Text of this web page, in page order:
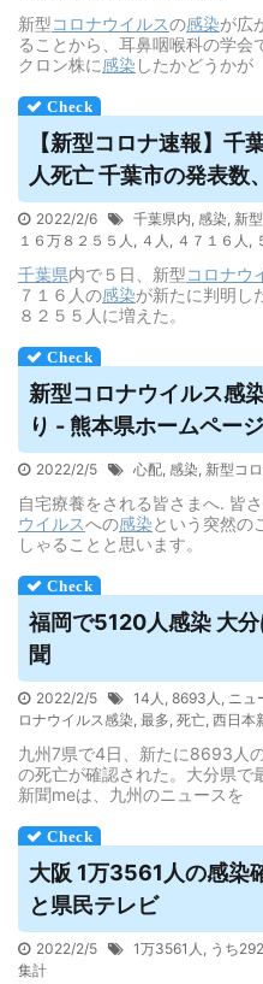
新型コロナウイルスの感染が広
ることから、耳鼻咽喉科の学会
クロン株に感染 したかどうかが
【新型コロナ速報】千
人死亡 千葉市の発表数
2022/2/6 千葉県内, 感染, 新
１６万８２５５人 , ４人 , ４７１６人 ,
千葉県内で５日、新型コロナウ
７１６人の感染が新たに判明し
８２５５人に増えた。
新型コロナウイルス感
り - 熊本県ホームページ
2022/2/5 心配, 感染, 新型コ
自宅療養をされる皆さまへ. 皆
ウイルスへの感染という突然の
しゃることと思います。
福岡で5120人感染 大
聞
2022/2/5 14人 , 8693人 , ニュ
ロナウイルス感染, 最多, 死亡, 西日本
九州7県で4日、新たに8693人
の死亡が確認された。大分県で
新聞meは、九州のニュースを
大阪 1万3561人の感染
と県民テレビ
2022/2/5 1万3561人 , うち
集計